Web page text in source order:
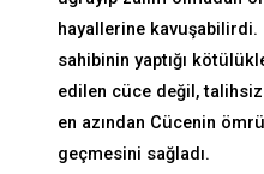
hayallerine kavuşabilirdi.
sahibinin yaptığı
edilen cüce değil,
en azından Cücenin
geçmesini sağladı.